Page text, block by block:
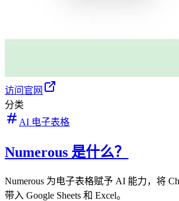
访问官网
分类
AI 电子表格
Numerous 是什么？
Numerous 为电子表格赋予 AI 能力，将
带入 Google Sheets 和 Excel。